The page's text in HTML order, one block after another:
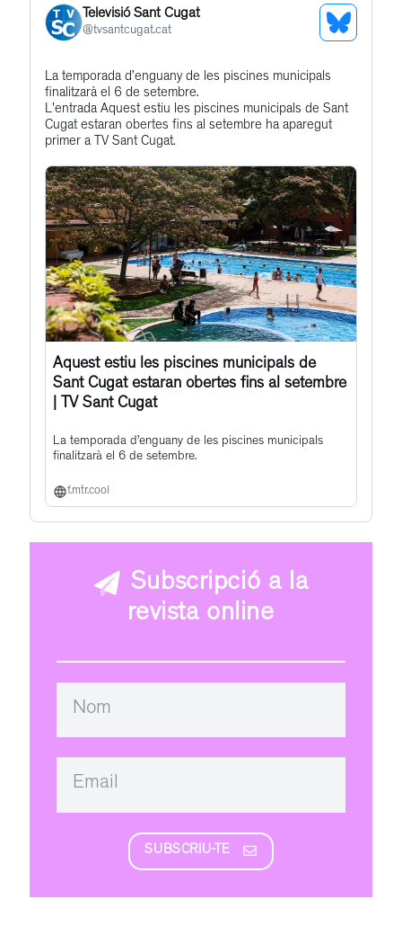
Televisió Sant Cugat
@tvsantcugat.cat
See
Get
to
this
post
La temporada d’enguany de les piscines municipals
finalitzarà el 6 de setembre.
L'entrada Aquest estiu les piscines municipals de Sant
Cugat estaran obertes fins al setembre ha aparegut
primer a TV Sant Cugat.
Aquest estiu les piscines municipals de
Sant Cugat estaran obertes fins al setembre
| TV Sant Cugat
La temporada d’enguany de les piscines municipals
finalitzarà el 6 de setembre.
f.mtr.cool
Subscripció a la
revista online
SUBSCRIU-TE